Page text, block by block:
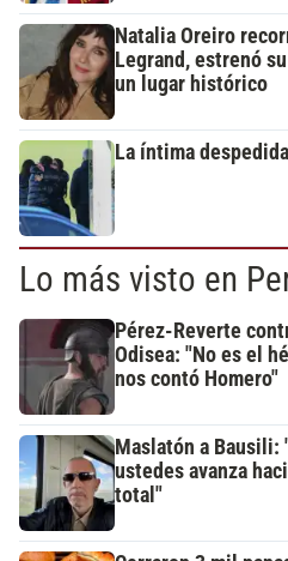
Natalia Oreiro
Legrand, estrenó
un lugar histórico
La íntima
Lo más visto en
Pérez-Reverte
Odisea: "No es el
nos contó Homero"
Maslatón a
ustedes avanza
total"